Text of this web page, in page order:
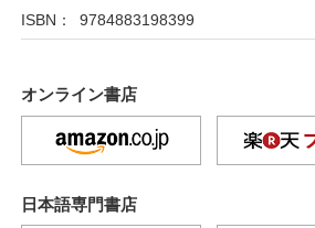
ISBN： 9784883198399
オンライン書店
日本語専門書店